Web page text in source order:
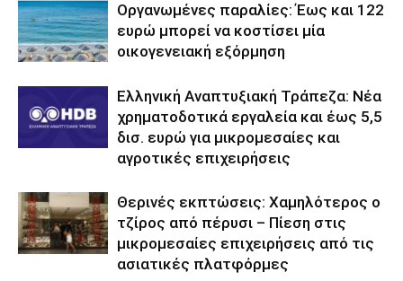
Οργανωμένες παραλίες: Έως και 122
ευρώ μπορεί να κοστίσει μία
οικογενειακή εξόρμηση
Ελληνική Αναπτυξιακή Τράπεζα: Νέα
χρηματοδοτικά εργαλεία και έως 5,5
δισ. ευρώ για μικρομεσαίες και
αγροτικές επιχειρήσεις
Θερινές εκπτώσεις: Χαμηλότερος ο
τζίρος από πέρυσι – Πίεση στις
μικρομεσαίες επιχειρήσεις από τις
ασιατικές πλατφόρμες